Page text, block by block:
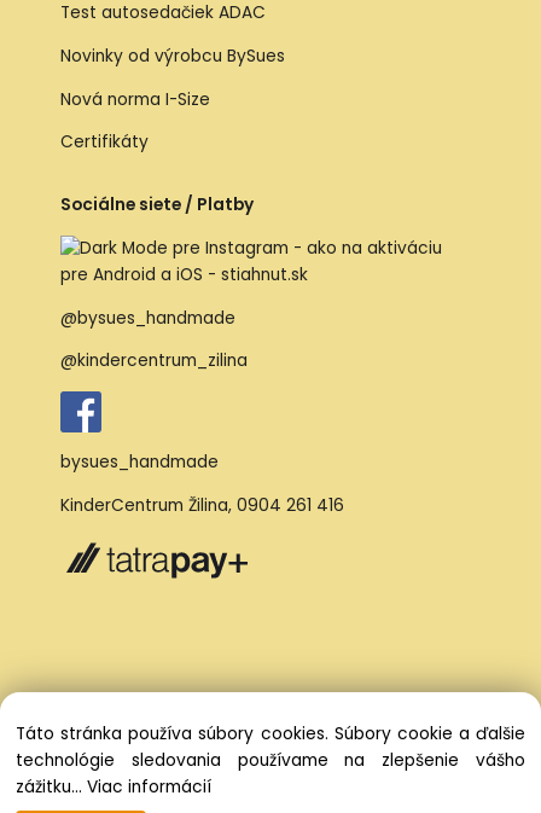
Test autosedačiek ADAC
Novinky od výrobcu BySues
Nová norma I-Size
Certifikáty
Sociálne siete / Platby
@bysues_handmade
@kindercentrum_zilina
bysues_handmade
KinderCentrum Žilina, 0904 261 416
Táto stránka používa súbory cookies. Súbory cookie a ďalšie
technológie sledovania používame na zlepšenie vášho
zážitku... Viac informácií